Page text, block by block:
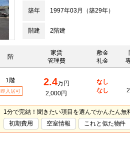
築年
1997年03月（築29年）
階建 2階建
階
家賃
管理費
敷金
礼金
1階
即入居可
2.4万円
2,000円
なし
なし
1分で完結！聞きたい項目を選んでかんたん無
初期費用
空室情報 これと似た物件